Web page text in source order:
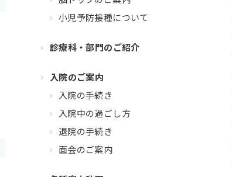
小児予防接種について
診療科・部門のご紹介
入院のご案内
入院の手続き
入院中の過ごし方
退院の手続き
面会のご案内